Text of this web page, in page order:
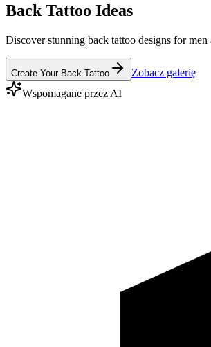
Back Tattoo Ideas
Discover stunning back tattoo designs for
Create Your Back Tattoo
Zobacz galerię
Wspomagane przez AI